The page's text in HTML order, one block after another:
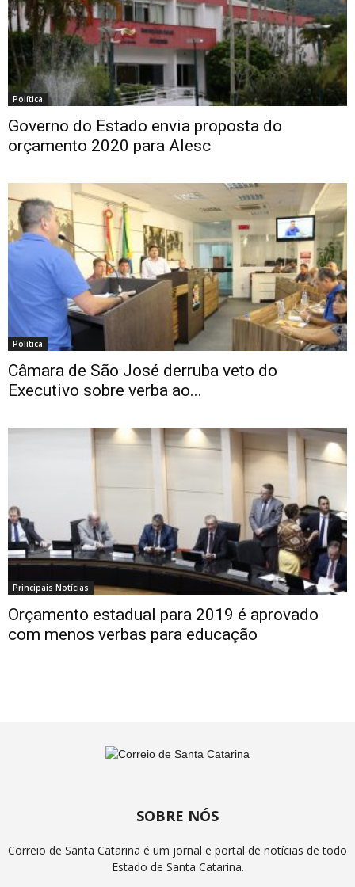
Política
Governo do Estado envia proposta do
orçamento 2020 para Alesc
Política
Câmara de São José derruba veto do
Executivo sobre verba ao...
Principais Notícias
Orçamento estadual para 2019 é aprovado
com menos verbas para educação
SOBRE NÓS
Correio de Santa Catarina é um jornal e portal de notícias de todo
Estado de Santa Catarina.